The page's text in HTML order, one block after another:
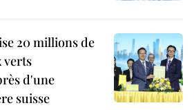
20 millions de
verts
d'une
suisse